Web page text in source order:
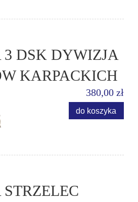
DSK DYWIZJA
KARPACKICH
380,00 zł
do koszyka